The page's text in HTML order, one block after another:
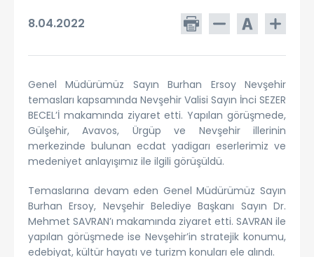
8.04.2022
Genel Müdürümüz Sayın Burhan Ersoy Nevşehir
temasları kapsamında Nevşehir Valisi Sayın İnci SEZER
BECEL’İ makamında ziyaret etti. Yapılan görüşmede,
Gülşehir, Avavos, Ürgüp ve Nevşehir illerinin
merkezinde bulunan ecdat yadigarı eserlerimiz ve
medeniyet anlayışımız ile ilgili görüşüldü.
Temaslarına devam eden Genel Müdürümüz Sayın
Burhan Ersoy, Nevşehir Belediye Başkanı Sayın Dr.
Mehmet SAVRAN’ı makamında ziyaret etti. SAVRAN ile
yapılan görüşmede ise Nevşehir’in stratejik konumu,
edebiyat, kültür hayatı ve turizm konuları ele alındı.